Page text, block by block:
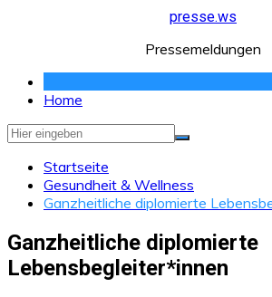
presse.ws
Pressemeldungen
Home
Startseite
Gesundheit & Wellness
Ganzheitliche diplomierte
Ganzheitliche diplomierte
Lebensbegleiter*innen